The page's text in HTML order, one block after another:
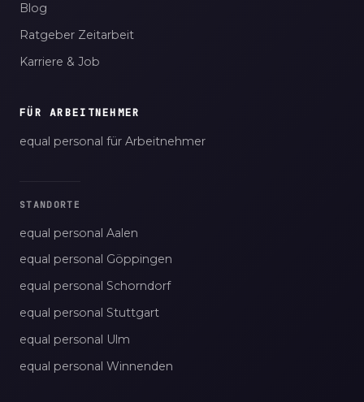
Blog
Ratgeber Zeitarbeit
Karriere & Job
FÜR ARBEITNEHMER
equal personal für Arbeitnehmer
STANDORTE
equal personal Aalen
equal personal Göppingen
equal personal Schorndorf
equal personal Stuttgart
equal personal Ulm
equal personal Winnenden